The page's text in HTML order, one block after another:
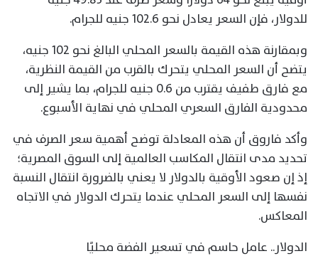
للدولار، فإن السعر يعادل نحو 102.6 جنيه للجرام.
وبمقارنة هذه القيمة بالسعر المحلي البالغ نحو 102 جنيه،
يتضح أن السعر المحلي يتحرك بالقرب من القيمة النظرية،
مع فارق طفيف يقترب من 0.6 جنيه للجرام، بما يشير إلى
محدودية الفارق السعري المحلي في نهاية الأسبوع.
وأكد فاروق أن هذه المعادلة توضح أهمية سعر الصرف في
تحديد مدى انتقال المكاسب العالمية إلى السوق المصرية؛
إذ إن صعود الأوقية بالدولار لا يعني بالضرورة انتقال النسبة
نفسها إلى السعر المحلي عندما يتحرك الدولار في الاتجاه
المعاكس.
الدولار.. عامل حاسم في تسعير الفضة محليًا